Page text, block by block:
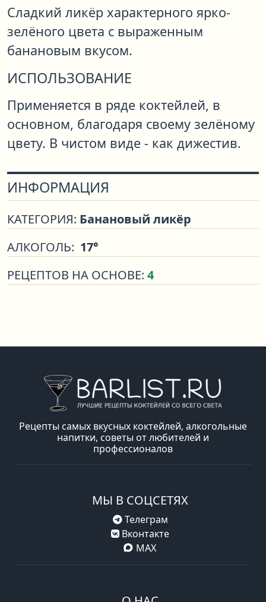
Сладкий ликёр характерного ярко-
зелёного цвета с выраженным
банановым вкусом.
ИСПОЛЬЗОВАНИЕ
Применяется в ряде коктейлей, в
основном, благодаря своему зелёному
цвету. В чистом виде - как дижестив.
ИНФОРМАЦИЯ
КАТЕГОРИЯ: Банановый ликёр
АЛКОГОЛЬ: 17°
РЕЦЕПТОВ НА ОСНОВЕ: 4
Рецепты самых вкусных коктейлей, алкогольные
напитки, советы от любителей и
профессионалов
МЫ В СОЦСЕТЯХ
Телеграм
Вконтакте
MAX